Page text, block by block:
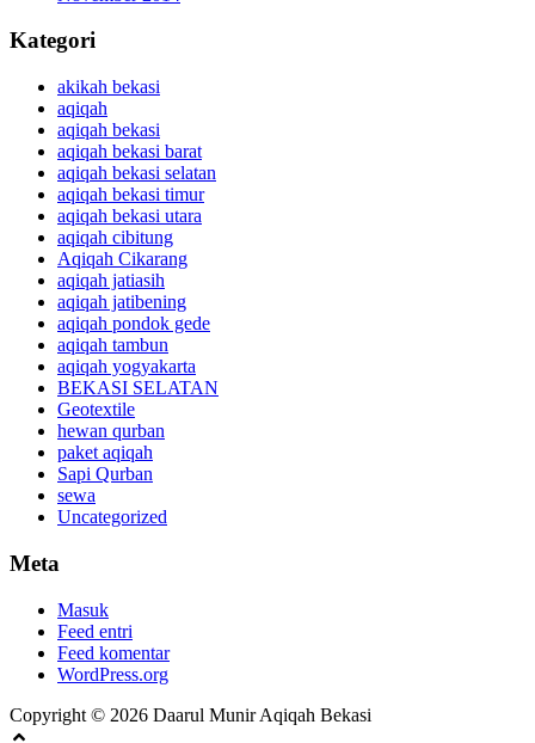
Kategori
akikah bekasi
aqiqah
aqiqah bekasi
aqiqah bekasi barat
aqiqah bekasi selatan
aqiqah bekasi timur
aqiqah bekasi utara
aqiqah cibitung
Aqiqah Cikarang
aqiqah jatiasih
aqiqah jatibening
aqiqah pondok gede
aqiqah tambun
aqiqah yogyakarta
BEKASI SELATAN
Geotextile
hewan qurban
paket aqiqah
Sapi Qurban
sewa
Uncategorized
Meta
Masuk
Feed entri
Feed komentar
WordPress.org
Copyright © 2026 Daarul Munir Aqiqah Bekasi